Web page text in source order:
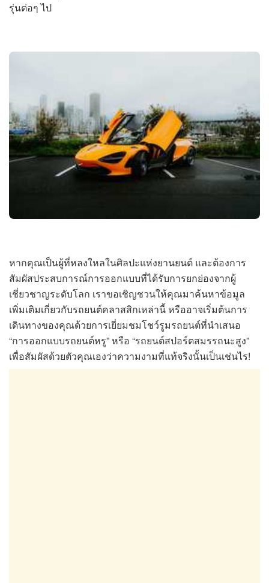
รุ่นต่อๆ ไป
หากคุณเป็นผู้ที่หลงใหลในศิลปะแห่งยานยนต์ และต้องการ
สัมผัสประสบการณ์การออกแบบที่ได้รับการยกย่องจากผู้
เชี่ยวชาญระดับโลก เราขอเชิญชวนให้คุณมาค้นหาข้อมูล
เพิ่มเติมเกี่ยวกับรถยนต์คลาสสิกเหล่านี้ หรืออาจเริ่มต้นการ
เดินทางของคุณด้วยการเยี่ยมชมโชว์รูมรถยนต์ที่นำเสนอ
“การออกแบบรถยนต์หรู” หรือ “รถยนต์สปอร์ตสมรรถนะสูง”
เพื่อสัมผัสด้วยตัวคุณเองว่าความงามที่แท้จริงนั้นเป็นเช่นไร!